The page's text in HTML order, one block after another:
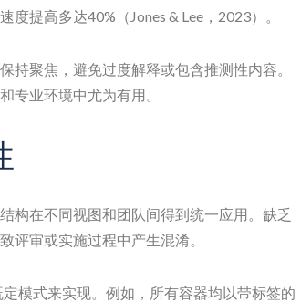
提高多达40%（Jones & Lee，2023）。
持聚焦，避免过度解释或包含推测性内容。
专业环境中尤为有用。
构在不同视图和团队间得到统一应用。缺乏
评审或实施过程中产生混淆。
模式来实现。例如，所有容器均以带标签的